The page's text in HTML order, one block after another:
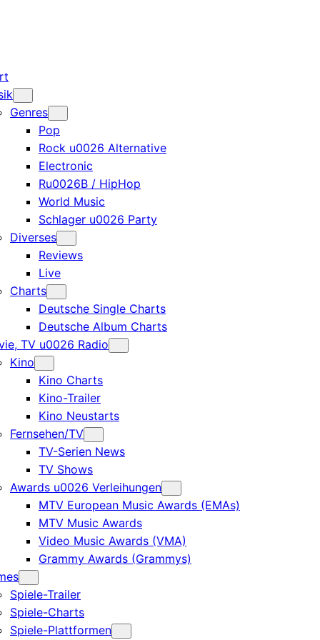
Genres
Pop
Rock u0026 Alternative
Electronic
Ru0026B / HipHop
World Music
Schlager u0026 Party
Diverses
Reviews
Live
Charts
Deutsche Single Charts
Deutsche Album Charts
TV u0026 Radio
Kino
Kino Charts
Kino-Trailer
Kino Neustarts
Fernsehen/TV
TV-Serien News
TV Shows
Awards u0026 Verleihungen
MTV European Music Awards (EMAs)
MTV Music Awards
Video Music Awards (VMA)
Grammy Awards (Grammys)
Spiele-Trailer
Spiele-Charts
Spiele-Plattformen